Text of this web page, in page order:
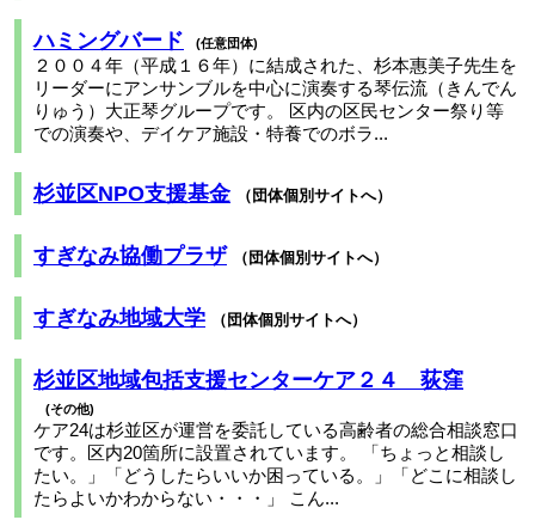
ハミングバード 任意団体
２００４年（平成１６年）に結成された、杉本惠美子先生を
リーダーにアンサンブルを中心に演奏する琴伝流（きんでん
りゅう）大正琴グループです。 区内の区民センター祭り等
での演奏や、デイケア施設・特養でのボラ...
杉並区NPO支援基金 （団体個別サイトへ）
すぎなみ協働プラザ （団体個別サイトへ）
すぎなみ地域大学 （団体個別サイトへ）
杉並区地域包括支援センターケア２４ 荻窪
その他
ケア24は杉並区が運営を委託している高齢者の総合相談窓口
です。区内20箇所に設置されています。 「ちょっと相談し
たい。」「どうしたらいいか困っている。」「どこに相談し
たらよいかわからない・・・」 こん...